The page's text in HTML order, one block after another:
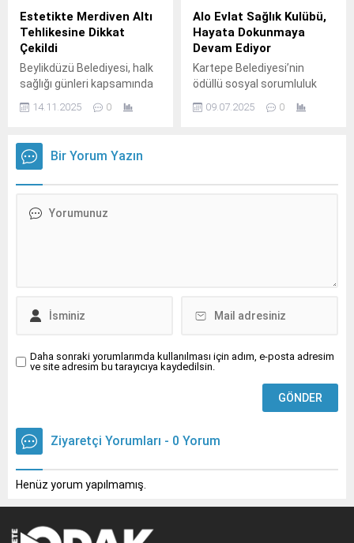
devam ediyor.
Estetikte Merdiven Altı
Tehlikesine Dikkat
Çekildi
Beylikdüzü Belediyesi, halk
sağlığı günleri kapsamında
seminerinde estetik cerrahi
uygulamaları ve doğru
yaklaşımları gündeme
14.11.2025 0
Alo Evlat Sağlık Kulübü,
Hayata Dokunmaya
Devam Ediyor
Kartepe Belediyesi’nin
ödüllü sosyal sorumluluk
Kulübü, yaş almış
09.07.2025 0
Bir Yorum Yazın
Daha sonraki yorumlarımda kullanılması için adım, e-posta adresim
ve site adresim bu tarayıcıya kaydedilsin.
Ziyaretçi Yorumları - 0 Yorum
Henüz yorum yapılmamış.